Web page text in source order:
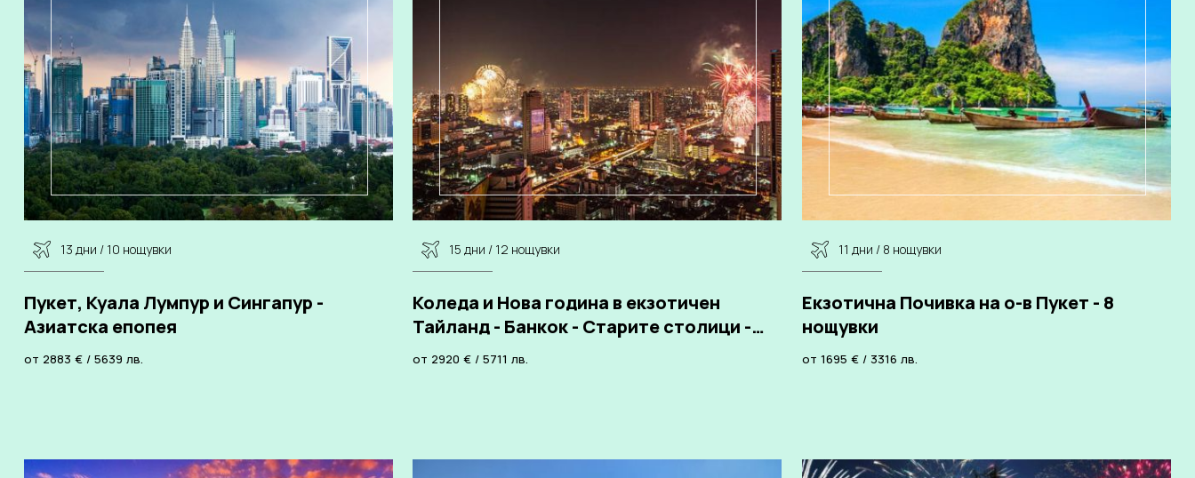
13 дни / 10 нощувки
Пукет, Куала Лумпур и Сингапур -
Азиатска епопея
от 2883 € / 5639 лв.
15 дни / 12 нощувки
Коледа и Нова година в екзотичен
Тайланд - Банкок - Старите столици -
почивка на Пукет, от София
от 2920 € / 5711 лв.
11 дни / 8 нощувки
Екзотична Почивка на о-в Пукет - 8
нощувки
от 1695 € / 3316 лв.